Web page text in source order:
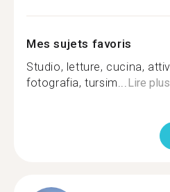
Mes sujets favoris
Studio, letture, cucina,
fotografia, tursim...Lire plus